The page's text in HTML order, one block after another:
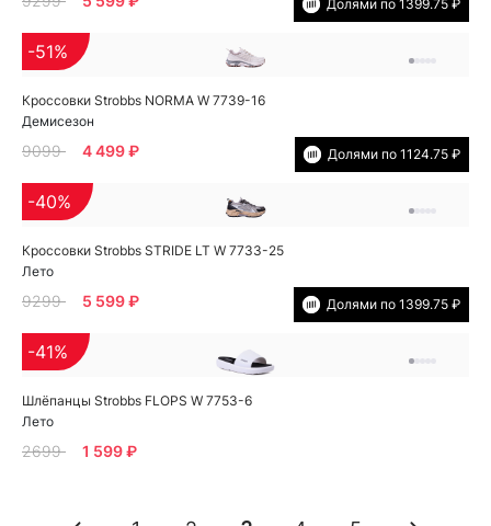
Долями по 1399.75 ₽
Кроссовки Strobbs NORMA W 7739-16
Демисезон
-51%
9099 4 499 ₽ Долями по 1124.75 ₽
Кроссовки Strobbs STRIDE LT W 7733-25
Лето
-40%
9299 5 599 ₽ Долями по 1399.75 ₽
Шлёпанцы Strobbs FLOPS W 7753-6
Лето
-41%
2699 1 599 ₽